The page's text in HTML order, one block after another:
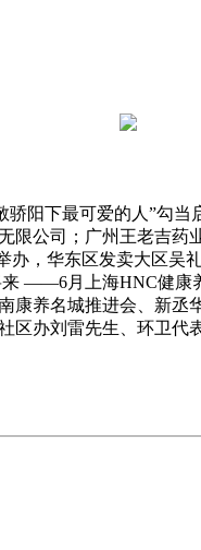
下最可爱的人”勾
公司；广州王老吉
办，华东区发卖大区
——6月上海HNC健康
养名城推进会、新
办刘雷先生、环卫代